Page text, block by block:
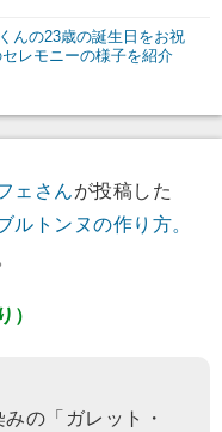
んの23歳の誕生日をお祝
レモニーの様子を紹介
ェさんが投稿した
ルトンヌの作り方。
）
の「ガレット・